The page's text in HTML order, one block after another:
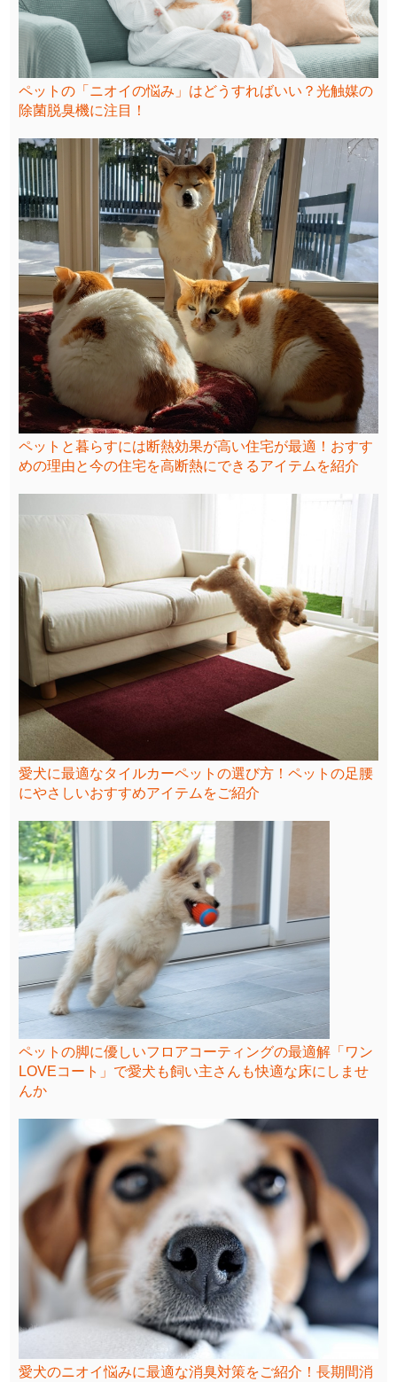
ペットの「ニオイの悩み」はどうすればいい？光触媒の
除菌脱臭機に注目！
ペットと暮らすには断熱効果が高い住宅が最適！おすす
めの理由と今の住宅を高断熱にできるアイテムを紹介
愛犬に最適なタイルカーペットの選び方！ペットの足腰
にやさしいおすすめアイテムをご紹介
ペットの脚に優しいフロアコーティングの最適解「ワン
LOVEコート」で愛犬も飼い主さんも快適な床にしませ
んか
愛犬のニオイ悩みに最適な消臭対策をご紹介！長期間消